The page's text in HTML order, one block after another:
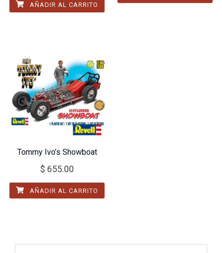
AÑADIR AL CARRITO
Tommy Ivo’s Showboat
$ 655.00
AÑADIR AL CARRITO